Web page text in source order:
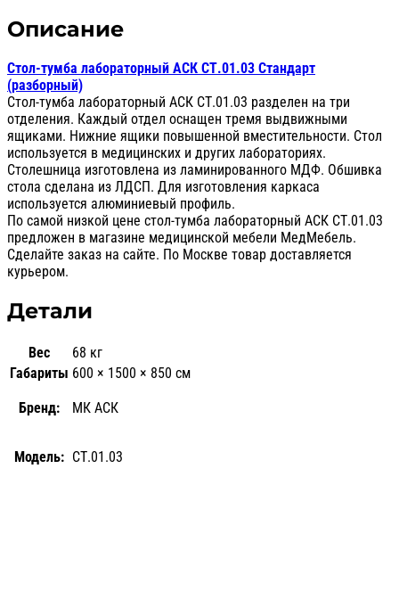
Стандарт
(разборный)
Описание
Стол-тумба лабораторный АСК СТ.01.03 Стандарт
(разборный)
Стол-тумба лабораторный АСК СТ.01.03 разделен на три
отделения. Каждый отдел оснащен тремя выдвижными
ящиками. Нижние ящики повышенной вместительности. Стол
используется в медицинских и других лабораториях.
Столешница изготовлена из ламинированного МДФ. Обшивка
стола сделана из ЛДСП. Для изготовления каркаса
используется алюминиевый профиль.
По самой низкой цене стол-тумба лабораторный АСК СТ.01.03
предложен в магазине медицинской мебели МедМебель.
Сделайте заказ на сайте. По Москве товар доставляется
курьером.
Детали
Вес
68 кг
Габариты 600 × 1500 × 850 см
Бренд: МК АСК
Модель: СТ.01.03